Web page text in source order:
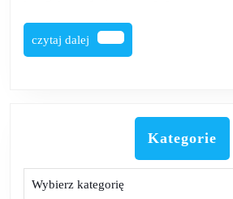
2020,
cz.
czytaj dalej
czytaj
dalej
Kategorie